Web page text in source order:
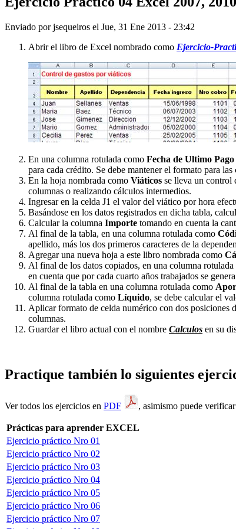
Enviado porjsequeiros el Jue, 31 Ene 2013 - 23:42
Abrir el libro de Excel nombrado como Ejercicio-
En una columna rotulada como Fecha de Ultimo Pago
para cada crédito. Se debe mantener el formato para las
En la hoja nombrada como Viáticos se lleva un control
columnas o realizando cálculos intermedios.
Ingresar en la celda J1 el valor del viático por hora
Basándose en los datos registrados en dicha tabla,
Calcular la columna Importe tomando en cuenta la
Al final de la tabla, en una columna rotulada como
apellido, más los dos primeros caracteres de la
Agregar una nueva hoja a este libro nombrada como
Al final de los datos copiados, en una columna rotulada
en cuenta que por cada cuarto años trabajados se
Al final de la tabla en una columna rotulada como
columna rotulada como Líquido, se debe calcular el
Aplicar formato de celda numérico con dos posiciones
columnas.
Guardar el libro actual con el nombre Calculos en su
Practique también lo siguientes
Ver todos los ejercicios en PDF , asimismo puede
Prácticas para aprender EXCEL
Ejercicio práctico Nro 01
Ejercicio práctico Nro 02
Ejercicio práctico Nro 03
Ejercicio práctico Nro 04
Ejercicio práctico Nro 05
Ejercicio práctico Nro 06
Ejercicio práctico Nro 07